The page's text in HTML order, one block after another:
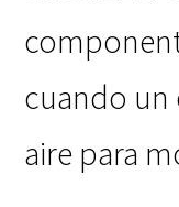
cuando un
aire para